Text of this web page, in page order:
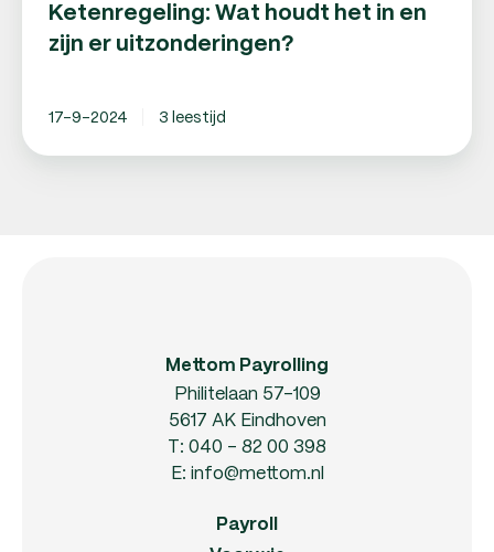
Ketenregeling: Wat houdt het in en
zijn er uitzonderingen?
17-9-2024 3 leestijd
Mettom Payrolling
Philitelaan 57-109
5617 AK Eindhoven
T: 040 - 82 00 398
E: info@mettom.nl
Payroll